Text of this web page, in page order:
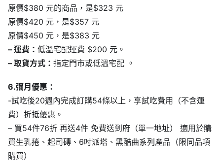
原價$380 元的商品，是$323 元
原價$420 元，是$357 元
原價$450 元，是$383 元
– 運費： 低溫宅配運費 $200 元。
– 取貨方式： 指定門市或低溫宅配 。
6.彌月優惠：
-試吃後20週內完成訂購54條以上，享試吃費用（不含運
費）折抵優惠。
– 買54件76折 再送4件 免費送到府（單一地址） 適用於購
買生乳捲、起司磚、6吋派塔、黑酷曲系列產品（限同品項
購買）